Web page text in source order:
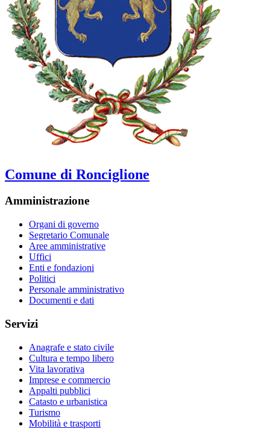
Comune di Ronciglione
Amministrazione
Organi di governo
Segretario Comunale
Aree amministrative
Uffici
Enti e fondazioni
Politici
Personale amministrativo
Documenti e dati
Servizi
Anagrafe e stato civile
Cultura e tempo libero
Vita lavorativa
Imprese e commercio
Appalti pubblici
Catasto e urbanistica
Turismo
Mobilità e trasporti